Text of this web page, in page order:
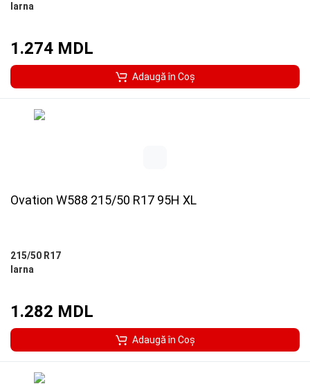
Iarna
1.274 MDL
Adaugă în Coş
Ovation W588 215/50 R17 95H XL
215/50 R17
Iarna
1.282 MDL
Adaugă în Coş